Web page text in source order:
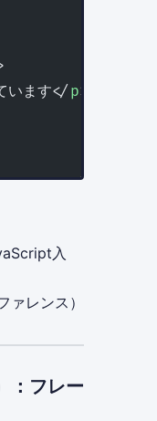
います</ p>
入
レンス）
：フレー